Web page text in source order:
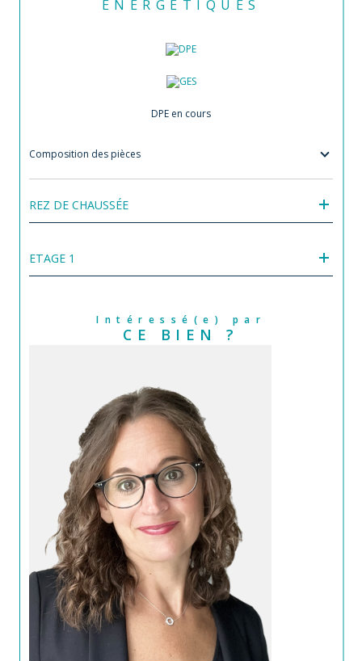
ENERGETIQUES
DPE en cours
Composition des pièces
REZ DE CHAUSSÉE
ETAGE 1
Intéressé(e) par
CE BIEN ?